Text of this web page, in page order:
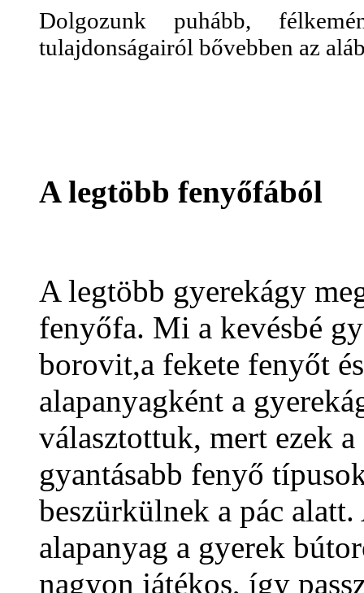
Dolgozunk puhább,
tulajdonságairól bővebben az
A legtöbb fenyőfából
A legtöbb gyerekágy
fenyőfa. Mi a kevésbé
borovit,a fekete fenyőt
alapanyagként a
választottuk, mert ezek
gyantásabb fenyő
beszürkülnek a pác
alapanyag a gyerek
nagyon játékos, így